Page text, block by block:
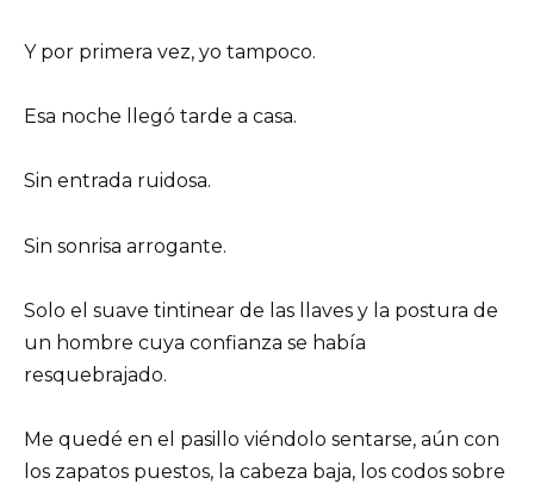
Y por primera vez, yo tampoco.
Esa noche llegó tarde a casa.
Sin entrada ruidosa.
Sin sonrisa arrogante.
Solo el suave tintinear de las llaves y la postura de
un hombre cuya confianza se había
resquebrajado.
Me quedé en el pasillo viéndolo sentarse, aún con
los zapatos puestos, la cabeza baja, los codos sobre